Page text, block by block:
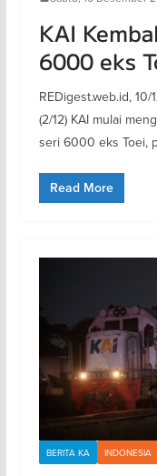
KAI
6000 eks
REDigest.web.id,
(2/12) KAI mulai
seri 6000 eks Toei,
Read More
BERITA KA INDONESIA